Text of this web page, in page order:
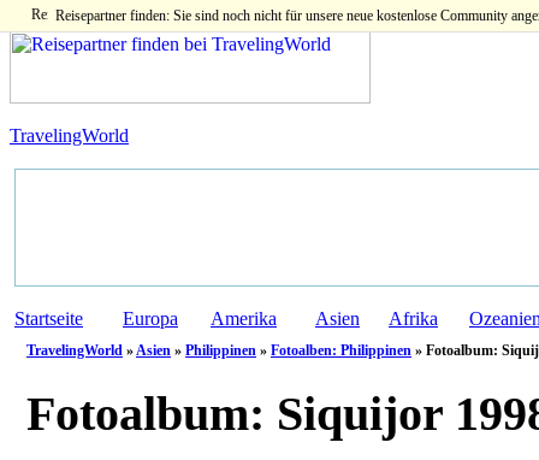
Reisepartner finden: Sie sind noch nicht für unsere neue kostenlose Community
TravelingWorld
Startseite Europa Amerika Asien Afrika
TravelingWorld »Asien » Philippinen » Fotoalben: Philippinen » Fotoalbum:
Fotoalbum: Siquijor